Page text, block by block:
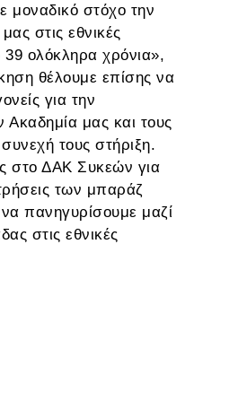
στόχο την
στις εθνικές
39 ολόκληρα χρόνια»,
θέλουμε επίσης να
για την
Ακαδημία μας και τους
τους στήριξη.
στο ΔΑΚ Συκεών για
των μπαράζ
πανηγυρίσουμε μαζί
στις εθνικές